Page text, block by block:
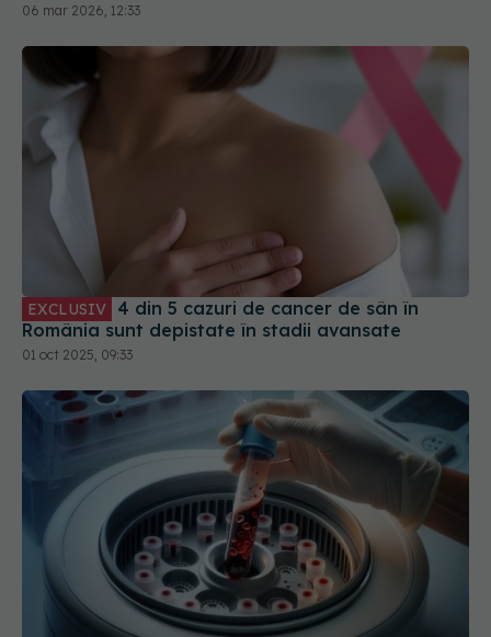
06 mar 2026, 12:33
EXCLUSIV
România sunt depistate în stadii avansate
01 oct 2025, 09:33